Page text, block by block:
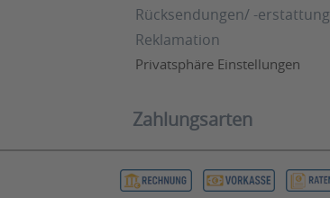
Rücksendungen/ -
Reklamation
Privatsphäre Einstellungen
Zahlungsarten